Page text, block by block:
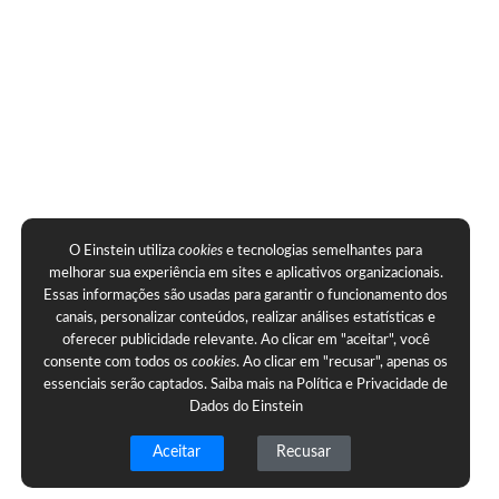
O Einstein utilizacookies e tecnologias semelhantes para
melhorar sua experiência em sites e aplicativos organizacionais.
Essas informações são usadas para garantir o funcionamento dos
canais, personalizar conteúdos, realizar análises estatísticas e
oferecer publicidade relevante. Ao clicar em "aceitar", você
consente com todos oscookies. Ao clicar em "recusar", apenas os
essenciais serão captados. Saiba mais na Política e Privacidade de
Dados do Einstein
Aceitar Recusar